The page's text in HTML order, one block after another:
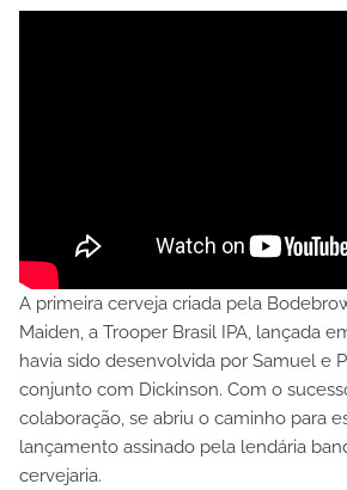
A primeira cerveja criada pela
Maiden, a Trooper Brasil IPA, lançada
havia sido desenvolvida por Samuel e
conjunto com Dickinson. Com o
colaboração, se abriu o caminho para
lançamento assinado pela lendária
cervejaria.